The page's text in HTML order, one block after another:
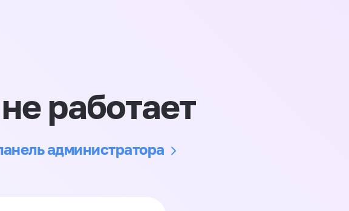
работает
администратора